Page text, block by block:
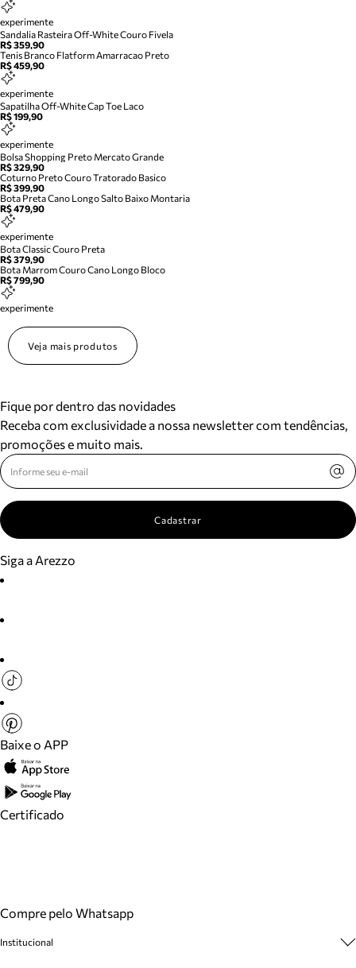
experimente
Sandalia Rasteira Off-White Couro Fivela
R$ 359,90
Tenis Branco Flatform Amarracao Preto
R$ 459,90
experimente
Sapatilha Off-White Cap Toe Laco
R$ 199,90
experimente
Bolsa Shopping Preto Mercato Grande
R$ 329,90
Coturno Preto Couro Tratorado Basico
R$ 399,90
Bota Preta Cano Longo Salto Baixo Montaria
R$ 479,90
experimente
Bota Classic Couro Preta
R$ 379,90
Bota Marrom Couro Cano Longo Bloco
R$ 799,90
experimente
Veja mais produtos
Fique por dentro das novidades
Receba com exclusividade a nossa newsletter com tendências,
promoções e muito mais.
Cadastrar
Siga a Arezzo
Baixe o APP
Certificado
Compre pelo Whatsapp
Institucional